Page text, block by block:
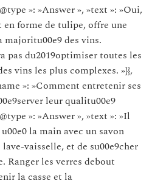
»: »Answer », »text »: »Oui,
forme de tulipe, offre une
des vins.
pas du2019optimiser toutes les
vins les plus complexes. »}},
»: »Comment entretenir ses
leur qualitu00e9
»: »Answer », »text »: »Il
la main avec un savon
vaisselle, et de su00e9cher
les verres debout
la casse et la